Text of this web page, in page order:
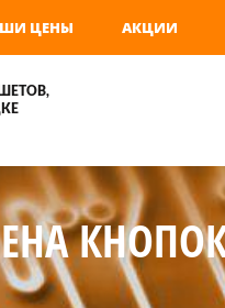
ЦЕНЫ АКЦИИ
КНОПОК